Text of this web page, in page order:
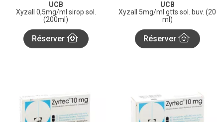
UCB
Xyzall 0,5mg/ml sirop sol.
(200ml)
Réserver
UCB
Xyzall 5mg/ml gtts sol. buv. (20
ml)
Réserver